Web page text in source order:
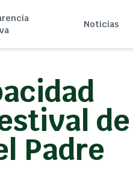
Noticias
de
Padre